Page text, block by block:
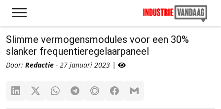
Slimme vermogensmodules voor een 30%
slanker frequentieregelaarpaneel
Door: Redactie - 27 januari 2023 |